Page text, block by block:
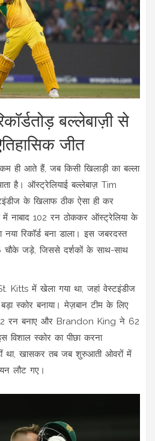
बल्लेबाज़ी से
जीत
ही आते हैं, जब किसी खिलाड़ी का बल्ला
है। ऑस्ट्रेलियाई बल्लेबाज़ Tim
के खिलाफ ठीक ऐसा ही कर
में नाबाद 102 रन ठोककर ऑस्ट्रेलिया के
रिकॉर्ड बना डाला। इस जबरदस्त
चौके जड़े, जिससे दर्शकों के साथ-साथ
Kitts में खेला गया था, जहां वेस्टइंडीज
स्कोर बनाया। मेज़बान टीम के लिए
रन बनाए और Brandon King ने 62
विशाल स्कोर का पीछा करना
था, खासकर तब जब शुरुआती ओवरों में
लौट गए।